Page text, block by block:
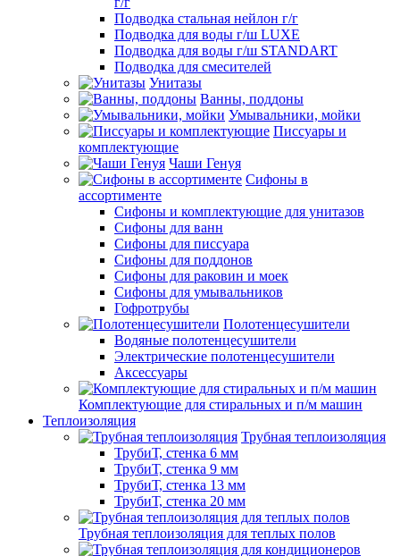
Подводка стальная нейлон г/г
Подводка для воды г/ш LUXE
Подводка для воды г/ш STANDART
Подводка для смесителей
Унитазы
Ванны, поддоны
Умывальники, мойки
Писсуары и
комплектующие
Чаши Генуя
Сифоны в
ассортименте
Сифоны и комплектующие для унитазов
Сифоны для ванн
Сифоны для писсуара
Сифоны для поддонов
Сифоны для раковин и моек
Сифоны для умывальников
Гофротрубы
Полотенцесушители
Водяные полотенцесушители
Электрические полотенцесушители
Аксессуары
Комплектующие для стиральных и п/м машин
Теплоизоляция
Трубная теплоизоляция
ТрубиТ, стенка 6 мм
ТрубиТ, стенка 9 мм
ТрубиТ, стенка 13 мм
ТрубиТ, стенка 20 мм
Трубная теплоизоляция для теплых полов